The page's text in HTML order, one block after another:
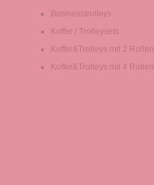
Businesstrolleys
Koffer / Trolleysets
Koffer&Trolleys mit 2 Rollen
Koffer&Trolleys mit 4 Rollen